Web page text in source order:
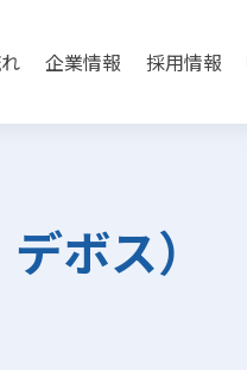
企業情報 採用情報
ボス）